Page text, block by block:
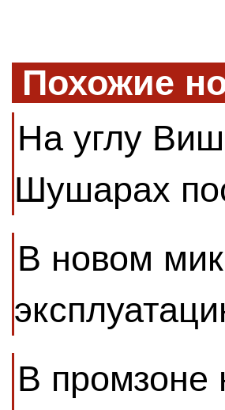
Похожие
На углу
Шушарах
В новом
В промзоне